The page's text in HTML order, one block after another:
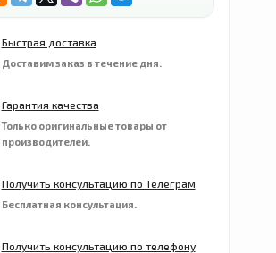
Быстрая доставка
Доставим заказ в течение дня.
Гарантия качества
Только оригинальные товары от
производителей.
Получить консультацию по Телеграм
Бесплатная консультация.
Получить консультацию по телефону